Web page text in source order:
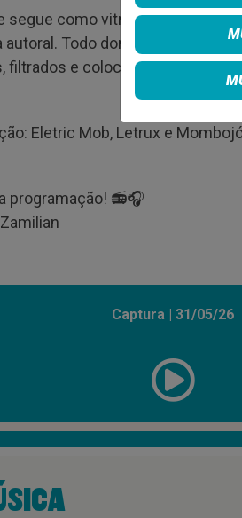
segue como vitrine para quem
Todo domingo, às 20h,
filtrados e colocados no ar pra
Eletric Mob, Letrux e
programação! 📻🎧
Captura | 31/05/26